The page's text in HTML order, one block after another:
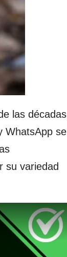
las décadas
WhatsApp se
su variedad